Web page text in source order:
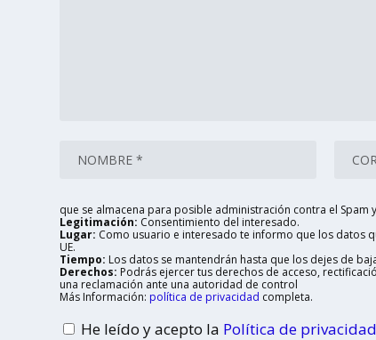
que se almacena para posible administración contra el Spam
Legitimación: Consentimiento del interesado.
Lugar: Como usuario e interesado te informo que los datos
UE.
Tiempo: Los datos se mantendrán hasta que los dejes de
Derechos: Podrás ejercer tus derechos de acceso,
una reclamación ante una autoridad de control
Más Información: política de privacidad completa.
He leído y acepto la Política de